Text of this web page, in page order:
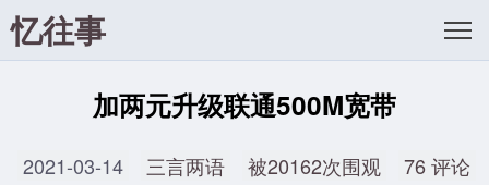
忆往事
加两元升级联通500M宽带
2021-03-14 三言两语 被20162次围观 76 评论